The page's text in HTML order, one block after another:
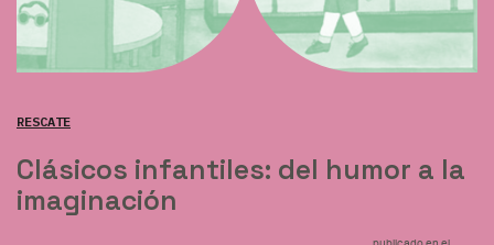
RESCATE
Clásicos infantiles: del humor a la
imaginación